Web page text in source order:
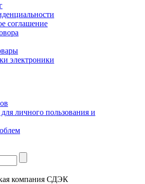
соглашение
электроники
личного пользования и
компания СДЭК